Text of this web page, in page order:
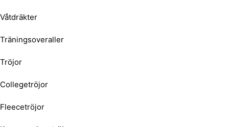
Våtdräkter
Träningsoveraller
Tröjor
Collegetröjor
Fleecetröjor